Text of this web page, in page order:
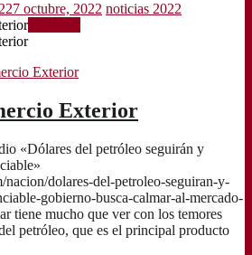
27 octubre, 2022 noticias 2022
Exterior
del petróleo seguirán y
dolares-del-petroleo-seguiran-y-
gobierno-busca-calmar-al-mercado-
tiene mucho que ver con los temores
petróleo, que es el principal producto